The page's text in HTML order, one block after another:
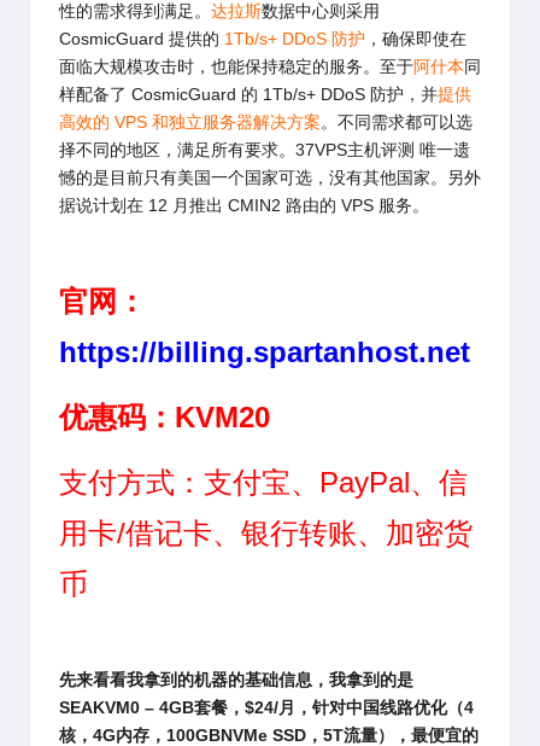
性的需求得到满足。 达拉斯数据中心则采用
CosmicGuard 提供的 1Tb/s+ DDoS 防护 ，确保即使在
面临大规模攻击时，也能保持稳定的服务。至于阿什本 同
样配备了 CosmicGuard 的 1Tb/s+ DDoS 防护，并提供
高效的 VPS 和独立服务器解决方案 。不同需求都可以选
择不同的地区，满足所有要求。37VPS主机评测 唯一遗
憾的是目前只有美国一个国家可选，没有其他国家。另外
据说计划在 12 月推出 CMIN2 路由的 VPS 服务。
官网：
https://billing.spartanhost.net
优惠码： KVM20
支付方式：支付宝、PayPal、信
用卡/借记卡、银行转账、加密货
币
先来看看我拿到的机器的基础信息，我拿到的是
SEAKVM0 – 4GB套餐，$24/月，针对中国线路优化（4
核，4G内存，100GBNVMe SSD，5T流量），最便宜的